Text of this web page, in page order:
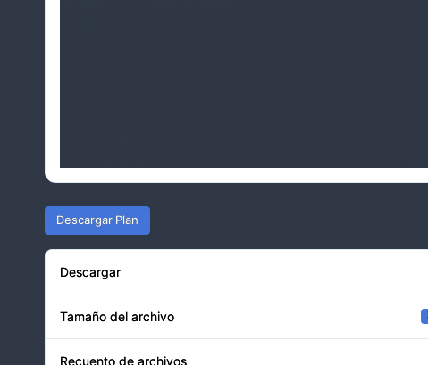
Descargar Plan
Descargar
Tamaño del archivo
Recuento de archivos